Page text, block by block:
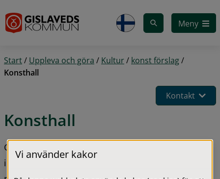
Meny
Start/ Uppleva och göra / Kultur/ konst förslag/
Konsthall
Kontakt
Konsthall
Gislaveds konsthall är en brygga mellan
internationell, nationell och lokal konst. Vi bjuder
Vi använder kakor